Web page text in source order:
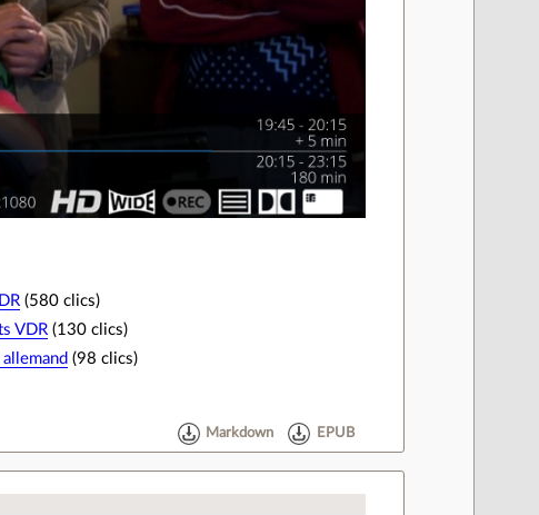
(580 clics)
VDR (130 clics)
(98 clics)
Markdown EPUB